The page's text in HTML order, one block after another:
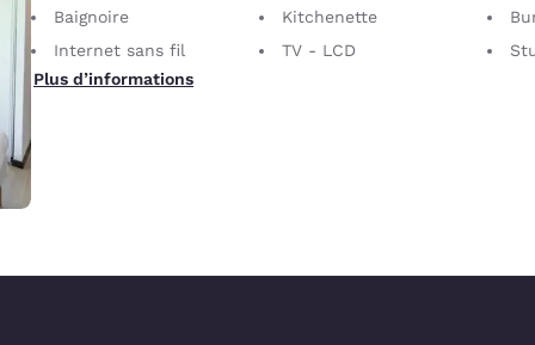
Baignoire
Kitchenette
Internet sans fil
TV - LCD
Plus d’informations